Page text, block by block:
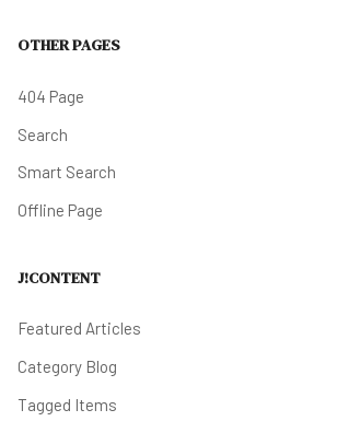
OTHER PAGES
404 Page
Search
Smart Search
Offline Page
J!CONTENT
Featured Articles
Category Blog
Tagged Items